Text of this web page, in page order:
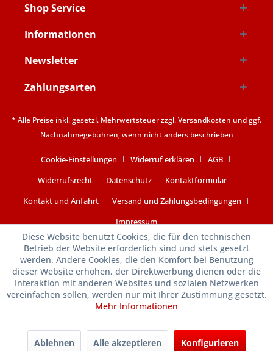
Shop Service
Informationen
Newsletter
Zahlungsarten
* Alle Preise inkl. gesetzl. Mehrwertsteuer zzgl.Versandkosten und ggf.
Nachnahmegebühren, wenn nicht anders beschrieben
Cookie-Einstellungen Widerruf erklären
AGB
Widerrufsrecht
Datenschutz
Kontaktformular
Kontakt und Anfahrt
Versand und Zahlungsbedingungen
Impressum
Diese Website benutzt Cookies, die für den technischen
Betrieb der Website erforderlich sind und stets gesetzt
werden. Andere Cookies, die den Komfort bei Benutzung
dieser Website erhöhen, der Direktwerbung dienen oder die
Interaktion mit anderen Websites und sozialen Netzwerken
vereinfachen sollen, werden nur mit Ihrer Zustimmung gesetzt.
Mehr Informationen
Ablehnen Alle akzeptieren Konfigurieren